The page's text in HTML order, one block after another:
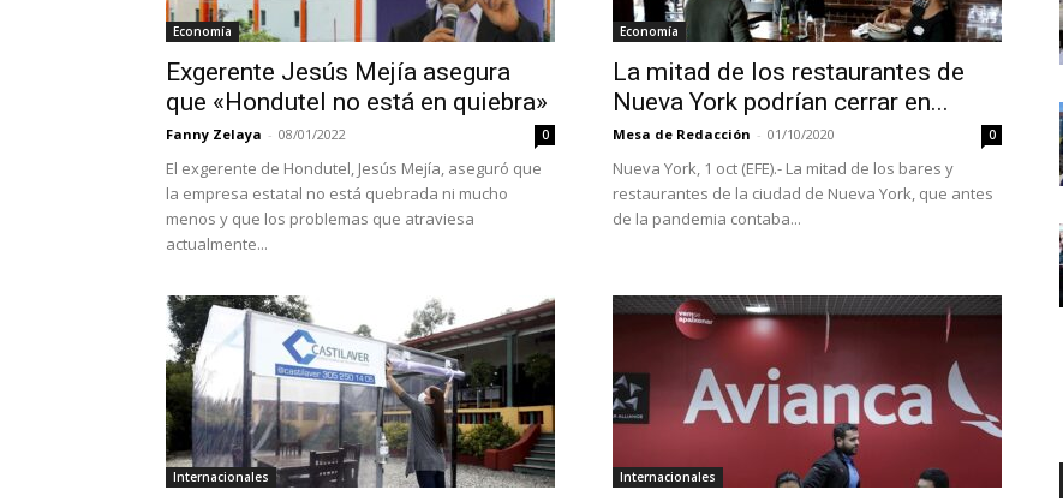
Economía
Exgerente Jesús Mejía asegura
que «Hondutel no está en quiebra»
Fanny Zelaya - 08/01/2022 0
El exgerente de Hondutel, Jesús Mejía, aseguró que
la empresa estatal no está quebrada ni mucho
menos y que los problemas que atraviesa
actualmente...
Economía
La mitad de los restaurantes de
Nueva York podrían cerrar en...
Mesa de Redacción - 01/10/2020 0
Nueva York, 1 oct (EFE).- La mitad de los bares y
restaurantes de la ciudad de Nueva York, que antes
de la pandemia contaba...
Internacionales Internacionales